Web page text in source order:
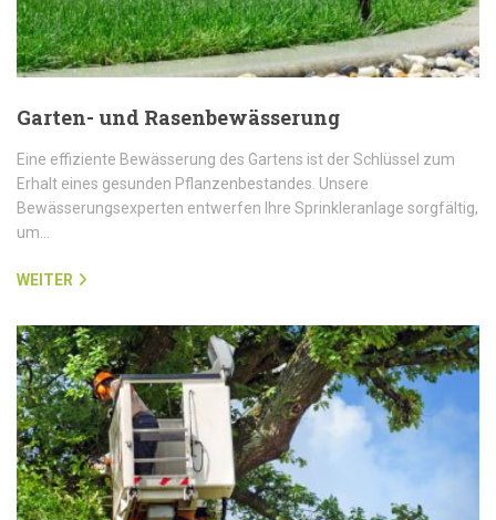
Garten- und Rasenbewässerung
Eine effiziente Bewässerung des Gartens ist der Schlüssel zum
Erhalt eines gesunden Pflanzenbestandes. Unsere
Bewässerungsexperten entwerfen Ihre Sprinkleranlage sorgfältig,
um…
WEITER